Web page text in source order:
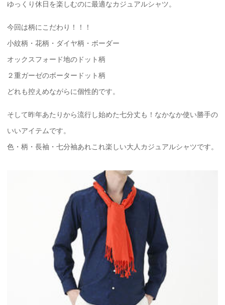
ゆっくり休日を楽しむのに最適なカジュアルシャツ。
今回は柄にこだわり！！！
小紋柄・花柄・ダイヤ柄・ボーダー
オックスフォード地のドット柄
２重ガーゼのボータードット柄
どれも控えめながらに個性的です。
そして昨年あたりから流行し始めた七分丈も！なかなか使い勝手の
いいアイテムです。
色・柄・長袖・七分袖あれこれ楽しい大人カジュアルシャツです。